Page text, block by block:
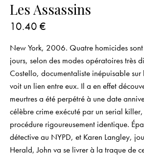
Les Assassins
10.40 €
New York, 2006. Quatre homicides
jours, selon des modes opératoires très
Costello, documentaliste inépuisable sur
voit un lien entre eux. Il a en effet
meurtres a été perpétré à une date
célèbre crime exécuté par un serial killer
procédure rigoureusement identique.
détective au NYPD, et Karen Langley,
Herald, John va se livrer à la traque de